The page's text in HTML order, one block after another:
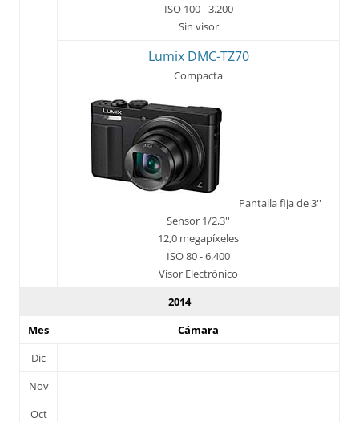
ISO 100 - 3.200
Sin visor
Lumix DMC-TZ70
Compacta
Pantalla fija de 3''
Sensor 1/2,3''
12,0 megapíxeles
ISO 80 - 6.400
Visor Electrónico
2014
Mes
Cámara
Dic
Nov
Oct